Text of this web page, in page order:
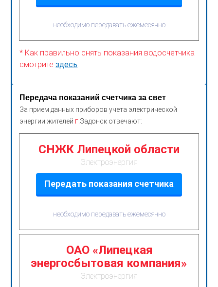
необходимо передавать ежемесячно
* Как правильно снять показания водосчетчика
смотритездесь
Передача показаний счетчика за свет
За прием данных приборов учета электрической
энергии жителей г. Задонск отвечают:
СНЖК Липецкой области
Электроэнергия
Передать показания счетчика
необходимо передавать ежемесячно
ОАО «Липецкая
энергосбытовая компания»
Электроэнергия